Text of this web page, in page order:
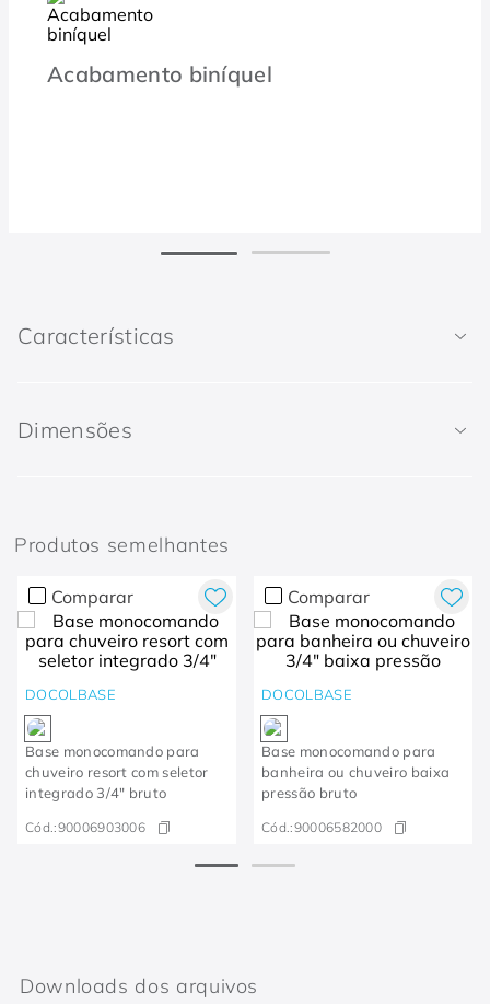
Acabamento biníquel
Características
Dimensões
Produtos semelhantes
Comparar
DOCOLBASE
Base monocomando para
chuveiro resort com seletor
integrado 3/4" bruto
Cód.:90006903006
Comparar
DOCOLBASE
Base monocomando para
banheira ou chuveiro baixa
pressão bruto
Cód.:90006582000
Downloads dos arquivos